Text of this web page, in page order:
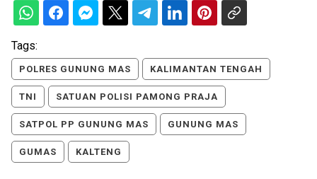
Tags:
POLRES GUNUNG MAS KALIMANTAN TENGAH
TNI SATUAN POLISI PAMONG PRAJA
SATPOL PP GUNUNG MAS GUNUNG MAS
GUMAS KALTENG